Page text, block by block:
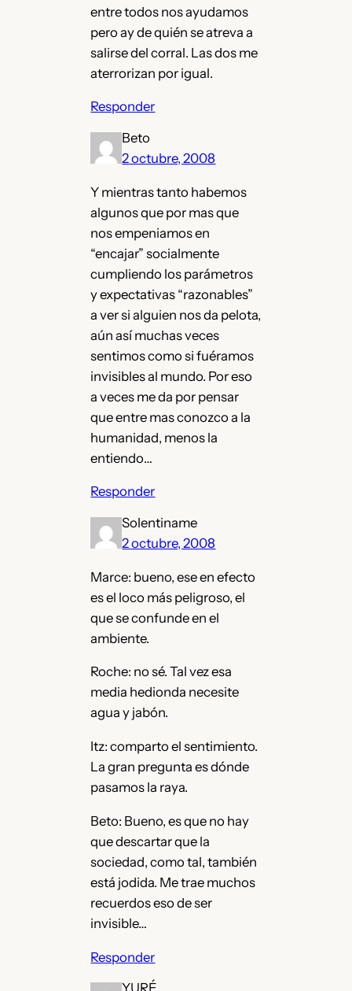
entre todos nos ayudamos
pero ay de quién se atreva a
salirse del corral. Las dos me
aterrorizan por igual.
Responder
Beto
2 octubre, 2008
Y mientras tanto habemos
algunos que por mas que
nos empeniamos en
“encajar” socialmente
cumpliendo los parámetros
y expectativas “razonables”
a ver si alguien nos da pelota,
aún así muchas veces
sentimos como si fuéramos
invisibles al mundo. Por eso
a veces me da por pensar
que entre mas conozco a la
humanidad, menos la
entiendo…
Responder
Solentiname
2 octubre, 2008
Marce: bueno, ese en efecto
es el loco más peligroso, el
que se confunde en el
ambiente.
Roche: no sé. Tal vez esa
media hedionda necesite
agua y jabón.
Itz: comparto el sentimiento.
La gran pregunta es dónde
pasamos la raya.
Beto: Bueno, es que no hay
que descartar que la
sociedad, como tal, también
está jodida. Me trae muchos
recuerdos eso de ser
invisible…
Responder